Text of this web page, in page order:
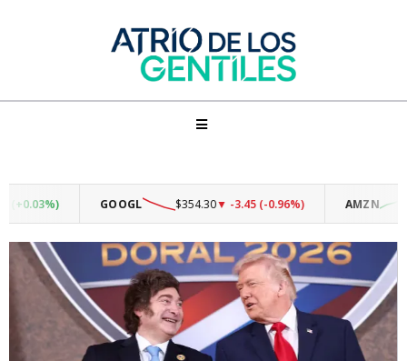
GOOGL $354.30▼ -3.45 (-0.96%) AMZN